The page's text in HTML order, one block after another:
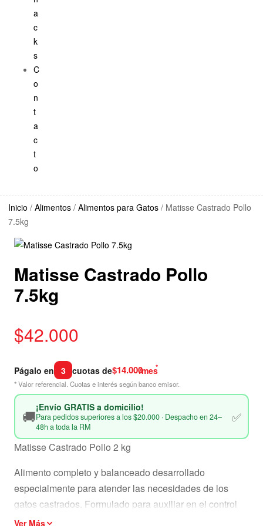
a
c
k
s
C
o
n
t
a
c
t
o
Inicio / Alimentos / Alimentos para Gatos / Matisse Castrado Pollo
7.5kg
Matisse Castrado Pollo
7.5kg
$42.000
Págalo en 3 cuotas de$14.000/mes*
* Valor referencial. Cuotas e interés según banco emisor.
🚚
¡Envío GRATIS a domicilio!
Para pedidos superiores a los $20.000 · Despacho en 24–
48h a toda la RM
✅
Matisse Castrado Pollo 2 kg
Alimento completo y balanceado desarrollado
especialmente para atender las necesidades de los
gatos castrados. Formulado para auxiliar en el control
del peso al mismo tiempo, mantener la masa muscular a
Ver Más